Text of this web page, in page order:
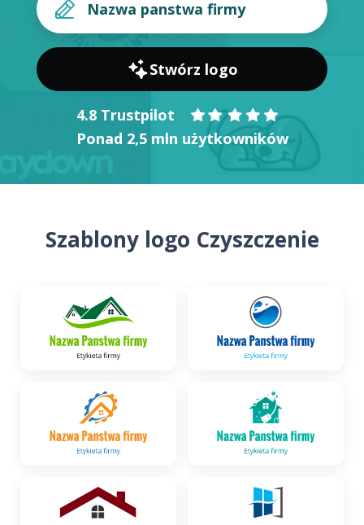
Stwórz logo
4.8 Trustpilot
Ponad 2,5 mln użytkowników
Szablony logo Czyszczenie